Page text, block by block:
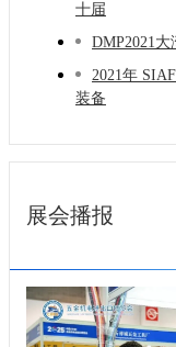
十届
DMP2021
2021年
装备
展会播报